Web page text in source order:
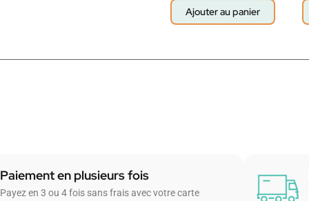
Ajouter au panier
Paiement en plusieurs fois
Payez en 3 ou 4 fois sans frais avec votre carte